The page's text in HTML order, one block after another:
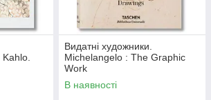
Видатні художники.
Michelangelo : The Graphic
Work
В наявності